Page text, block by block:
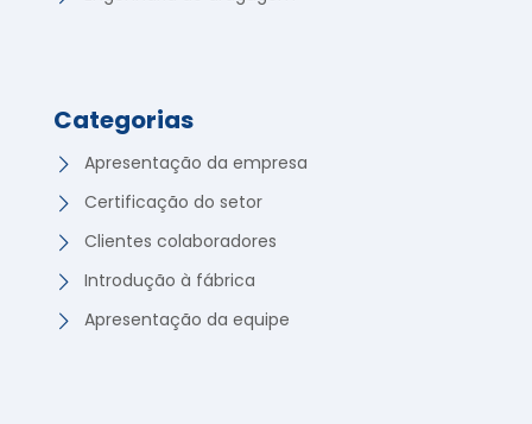
Categorias
Apresentação da empresa
Certificação do setor
Clientes colaboradores
Introdução à fábrica
Apresentação da equipe